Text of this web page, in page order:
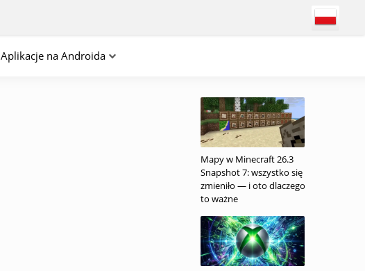
Aplikacje na Androida
Mapy w Minecraft 26.3
Snapshot 7: wszystko się
zmieniło — i oto dlaczego
to ważne